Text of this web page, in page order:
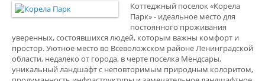
Коттеджный поселок «Корела
Парк» - идеальное место для
постоянного проживания
уверенных, состоявшихся людей, которым важны комфорт и
простор. Уютное место во Всеволожском районе Ленинградской
области, недалеко от города, в черте поселка Мендсары,
уникальный ландшафт с неповторимым природным колоритом,